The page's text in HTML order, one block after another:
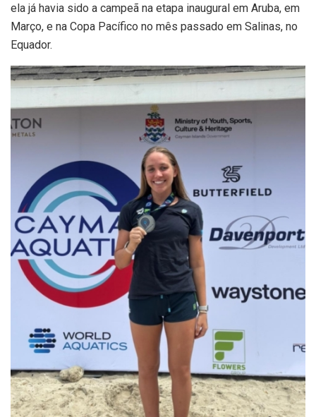
ela já havia sido a campeã na etapa inaugural em Aruba, em
Março, e na Copa Pacífico no mês passado em Salinas, no
Equador.